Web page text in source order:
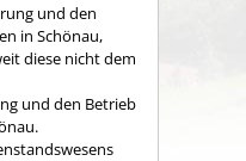
und den
in Schönau,
diese nicht dem
und den Betrieb